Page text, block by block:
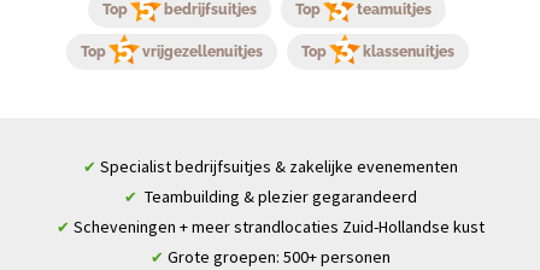
Top bedrijfsuitjes Top teamuitjes
Top vrijgezellenuitjes Top klassenuitjes
✔ Specialist bedrijfsuitjes & zakelijke evenementen
✔ Teambuilding & plezier gegarandeerd
✔ Scheveningen + meer strandlocaties Zuid-Hollandse kust
✔ Grote groepen: 500+ personen